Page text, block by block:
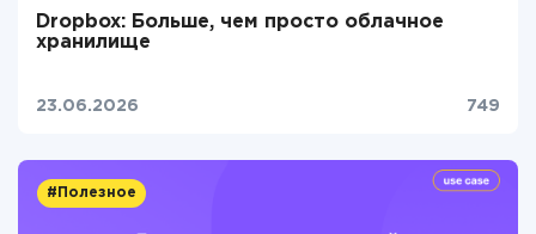
Dropbox: Больше, чем просто облачное
хранилище
23.06.2026 749
#Полезное